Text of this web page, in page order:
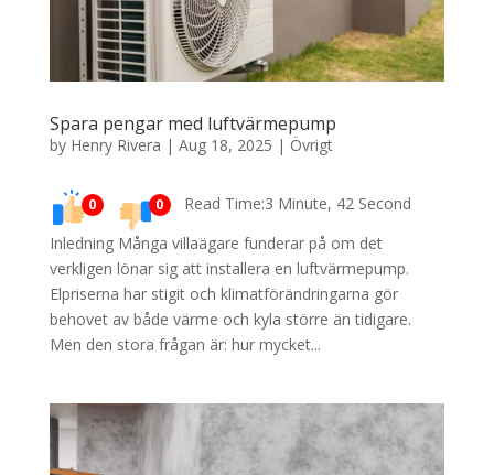
Spara pengar med luftvärmepump
by Henry Rivera | Aug 18, 2025 | Övrigt
0 0
Read Time:3 Minute, 42 Second
Inledning Många villaägare funderar på om det
verkligen lönar sig att installera en luftvärmepump.
Elpriserna har stigit och klimatförändringarna gör
behovet av både värme och kyla större än tidigare.
Men den stora frågan är: hur mycket...